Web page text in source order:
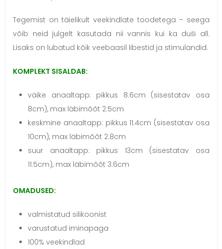
Tegemist on täielikult veekindlate toodetega – seega
võib neid julgelt kasutada nii vannis kui ka duši all.
Lisaks on lubatud kõik veebaasil libestid ja stimulandid.
KOMPLEKT SISALDAB:
väike anaaltapp: pikkus 8.6cm (sisestatav osa
8cm), max läbimõõt 2.5cm
keskmine anaaltapp: pikkus 11.4cm (sisestatav osa
10cm), max läbimõõt 2.8cm
suur anaaltapp: pikkus 13cm (sisestatav osa
11.5cm), max läbimõõt 3.6cm
OMADUSED:
valmistatud silikoonist
varustatud iminapaga
100% veekindlad